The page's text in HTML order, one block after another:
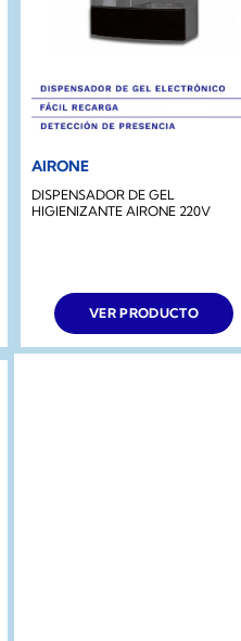
AIRONE
DISPENSADOR DE GEL
HIGIENIZANTE AIRONE 220V
VER PRODUCTO